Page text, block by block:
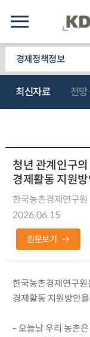
경제정책정보
최신자료 전
청년 관계인구
경제활동 지원
한국농촌경제연구원
2026.06.15
원문보기
한국농촌경제연구
경제활동 지원방안
- 오늘날 우리 농촌